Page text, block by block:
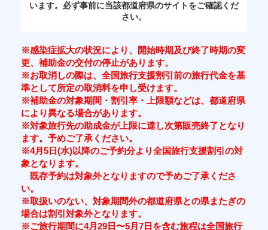
います。必ず事前に当該都道府県のサイトをご確認くだ
さい。
※感染症拡大の状況により、開始時期及び終了時期の変
更、補助金の交付の停止があります。
※お取消しの際は、全国旅行支援割引前の旅行代金を基
準として所定の取消料を申し受けます。
※補助金の対象期間・割引率・上限額などは、都道府県
により異なる場合があります。
※対象旅行先の助成金が上限に達し次第販売終了となり
ます。予めご了承ください。
※4月5日(水)以降のご予約分より全国旅行支援割引の対
象となります。
既存予約は対象外となりますので予めご了承くださ
い。
※取扱いのない、対象期間外の都道府県との県またぎの
場合は割引対象外となります。
※ご旅行期間に4月29日〜5月7日を含む旅程は全国旅行